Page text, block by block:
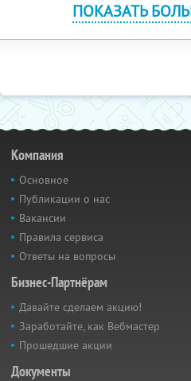
ПОКАЗАТЬ
Компания
Основное
Публикации о нас
Вакансии
Правила сервиса
Ответы на вопросы
Бизнес-Партнёрам
Давайте сделаем акцию!
Заработайте, как Вебмастер
Прошедшие акции
Документы